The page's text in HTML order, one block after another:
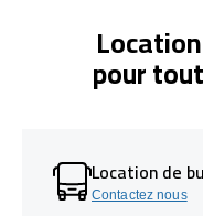
pour
Location de
Contactez nous